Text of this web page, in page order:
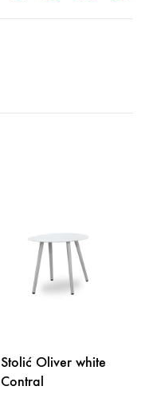
Stolić Oliver white
Contral